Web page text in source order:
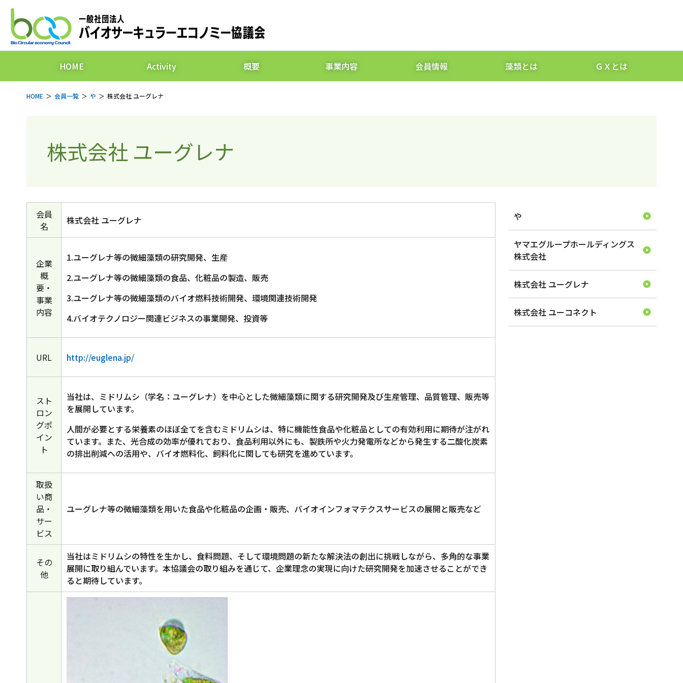
HOME Activity 概要 事業内容 会員情報 藻類とは ＧＸとは
HOME 会員一覧 や 株式会社 ユーグレナ
株式会社 ユーグレナ
会員
名
株式会社 ユーグレナ
企業
概
要・
事業
内容
1.ユーグレナ等の微細藻類の研究開発、生産
2.ユーグレナ等の微細藻類の食品、化粧品の製造、販売
3.ユーグレナ等の微細藻類のバイオ燃料技術開発、環境関連技術開発
4.バイオテクノロジー関連ビジネスの事業開発、投資等
URL http://euglena.jp/
スト
ロン
グポ
イン
ト
当社は、ミドリムシ（学名：ユーグレナ）を中心とした微細藻類に関する研究開発及び生産管理、品質管理、販売等
を展開しています。
人間が必要とする栄養素のほぼ全てを含むミドリムシは、特に機能性食品や化粧品としての有効利用に期待が注がれ
ています。また、光合成の効率が優れており、食品利用以外にも、製鉄所や火力発電所などから発生する二酸化炭素
の排出削減への活用や、バイオ燃料化、飼料化に関しても研究を進めています。
取扱
い商
品・
サー
ビス
ユーグレナ等の微細藻類を用いた食品や化粧品の企画・販売、バイオインフォマテクスサービスの展開と販売など
その
他
当社はミドリムシの特性を生かし、食料問題、そして環境問題の新たな解決法の創出に挑戦しながら、多角的な事業
展開に取り組んでいます。本協議会の取り組みを通じて、企業理念の実現に向けた研究開発を加速させることができ
ると期待しています。
や
ヤマエグループホールディングス
株式会社
株式会社 ユーグレナ
株式会社 ユーコネクト